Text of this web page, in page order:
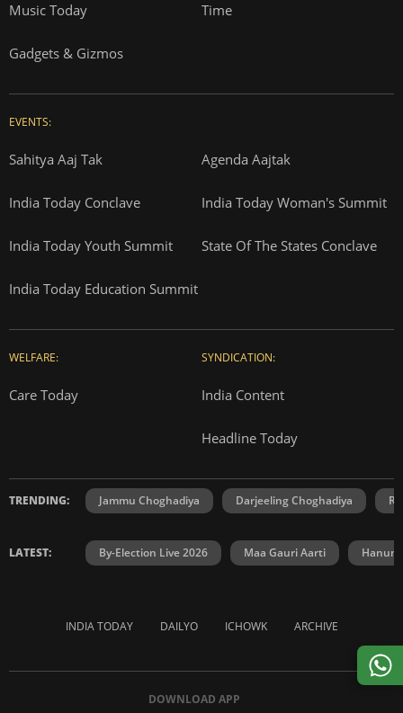
Music Today Time
Gadgets & Gizmos
EVENTS:
Sahitya Aaj Tak Agenda Aajtak
India Today Conclave India Today Woman's Summit
India Today Youth Summit State Of The States Conclave
India Today Education Summit
WELFARE:
Care Today
SYNDICATION:
India Content
Headline Today
TRENDING: Jammu Choghadiya Darjeeling Choghadiya
LATEST: By-Election Live 2026 Maa Gauri Aarti
INDIA TODAY DAILYO ICHOWK ARCHIVE
DOWNLOAD APP